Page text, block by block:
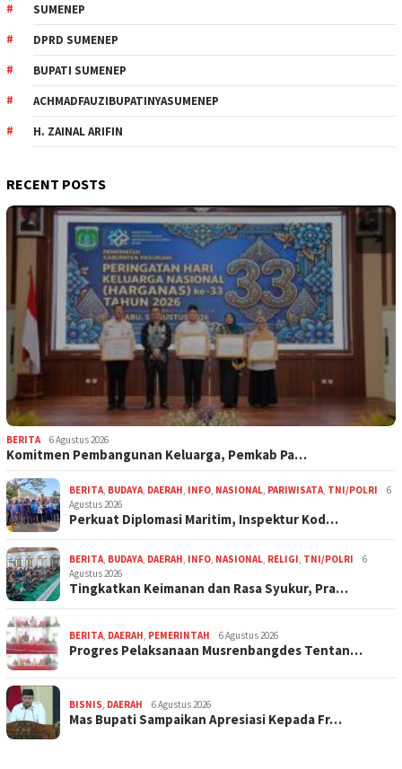
SUMENEP
DPRD SUMENEP
BUPATI SUMENEP
ACHMADFAUZIBUPATINYASUMENEP
H. ZAINAL ARIFIN
RECENT POSTS
BERITA 6 Agustus 2026
Komitmen Pembangunan Keluarga, Pemkab Pa…
BERITA BUDAYA DAERAH INFO NASIONAL PARIWISATA TNI/POLRI
6
Agustus 2026
Perkuat Diplomasi Maritim, Inspektur Kod…
BERITA BUDAYA DAERAH INFO NASIONAL RELIGI TNI/POLRI
6
Agustus 2026
Tingkatkan Keimanan dan Rasa Syukur, Pra…
BERITA DAERAH PEMERINTAH 6 Agustus 2026
Progres Pelaksanaan Musrenbangdes Tentan…
BISNIS DAERAH 6 Agustus 2026
Mas Bupati Sampaikan Apresiasi Kepada Fr…